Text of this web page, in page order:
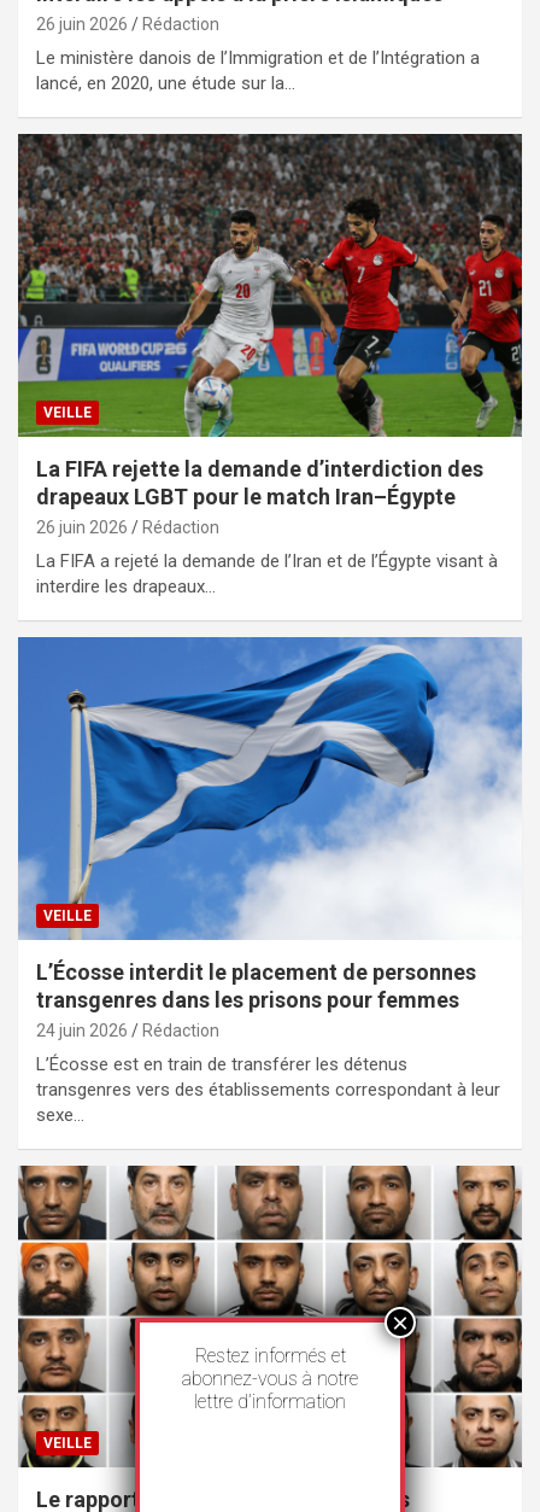
26 juin 2026 Rédaction
Le ministère danois de l’Immigration et de l’Intégration a
lancé, en 2020, une étude sur la…
VEILLE
La FIFA rejette la demande d’interdiction des
drapeaux LGBT pour le match Iran–Égypte
26 juin 2026 Rédaction
La FIFA a rejeté la demande de l’Iran et de l’Égypte visant à
interdire les drapeaux…
VEILLE
L’Écosse interdit le placement de personnes
transgenres dans les prisons pour femmes
24 juin 2026 Rédaction
L’Écosse est en train de transférer les détenus
transgenres vers des établissements correspondant à leur
sexe…
VEILLE
Le rapport sur les gangs d’agresseurs
Restez informés et
abonnez-vous à notre
lettre d’information